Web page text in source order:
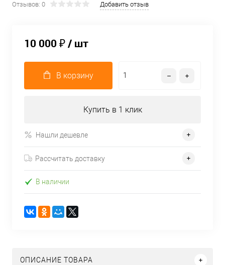
Отзывов: 0 Добавить отзыв
10 000 ₽/ шт
В корзину
Купить в 1 клик
Нашли дешевле
Рассчитать доставку
В наличии
ОПИСАНИЕ ТОВАРА